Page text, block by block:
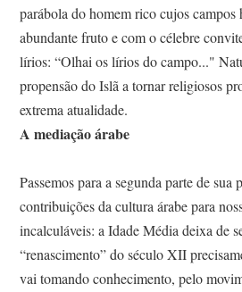
parábola do homem rico cujos
abundante fruto e com o célebre
lírios: “Olhai os lírios do campo..."
propensão do Islã a tornar religiosos
extrema atualidade.
A mediação árabe
Passemos para a segunda parte de sua
contribuições da cultura árabe para
incalculáveis: a Idade Média deixa de
“renascimento” do século XII
vai tomando conhecimento, pelo